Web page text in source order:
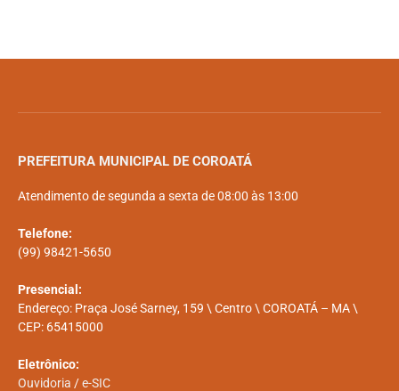
PREFEITURA MUNICIPAL DE COROATÁ
Atendimento de segunda a sexta de 08:00 às 13:00
Telefone:
(99) 98421-5650
Presencial:
Endereço: Praça José Sarney, 159 \ Centro \ COROATÁ – MA \
CEP: 65415000
Eletrônico:
Ouvidoria /e-SIC